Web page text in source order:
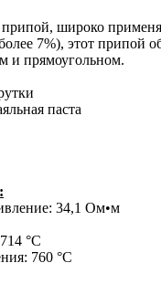
широко
7%), этот припой
и прямоугольном.
паста
34,1 Ом•м
°C
760 °C